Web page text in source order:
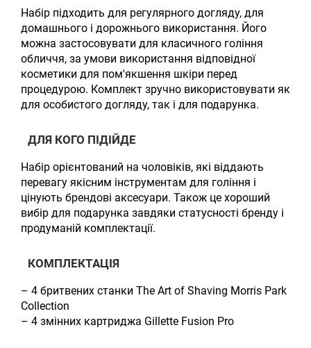
Набір підходить для регулярного догляду, для
домашнього і дорожнього використання. Його
можна застосовувати для класичного гоління
обличчя, за умови використання відповідної
косметики для пом'якшення шкіри перед
процедурою. Комплект зручно використовувати як
для особистого догляду, так і для подарунка.
ДЛЯ КОГО ПІДІЙДЕ
Набір орієнтований на чоловіків, які віддають
перевагу якісним інструментам для гоління і
цінують брендові аксесуари. Також це хороший
вибір для подарунка завдяки статусності бренду і
продуманій комплектації.
КОМПЛЕКТАЦІЯ
– 4 бритвених станки The Art of Shaving Morris Park
Collection
– 4 змінних картриджа Gillette Fusion Pro